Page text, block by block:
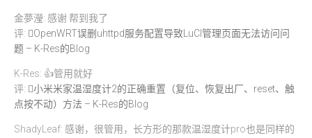
金夢瀅: 感谢 帮到我了
评:
OpenWRT误删uhttpd服务配置导致LuCI管理页面无法访问问
题 – K-Res的Blog
K-Res: 👍管用就好
评:
小米米家温湿度计2的正确重置（复位、恢复出厂、reset、触
点按不动）方法 – K-Res的Blog
ShadyLeaf: 感谢，很管用，长方形的那款温湿度计pro也是同样的